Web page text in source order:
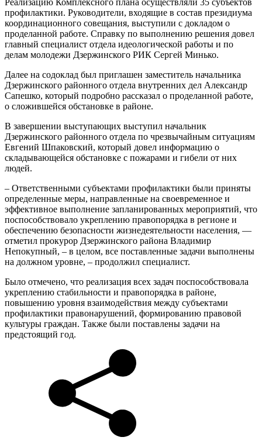
профилактики. Руководители, входящие в состав президиума
координационного совещания, выступили с докладом о
проделанной работе. Справку по выполнению решения довел
главный специалист отдела идеологической работы и по
делам молодежи Дзержинского РИК Сергей Минько.
Далее на содоклад был приглашен заместитель начальника
Дзержинского районного отдела внутренних дел Александр
Сапешко, который подробно рассказал о проделанной работе,
о сложившейся обстановке в районе.
В завершении выступающих выступил начальник
Дзержинского районного отдела по чрезвычайным ситуациям
Евгений Шпаковский, который довел информацию о
складывающейся обстановке с пожарами и гибели от них
людей.
– Ответственными субъектами профилактики были приняты
определенные меры, направленные на своевременное и
эффективное выполнение запланированных мероприятий, что
поспособствовало укреплению правопорядка в регионе и
обеспечению безопасности жизнедеятельности населения, —
отметил прокурор Дзержинского района Владимир
Непокупный, – в целом, все поставленные задачи выполнены
на должном уровне, – продолжил специалист.
Было отмечено, что реализация всех задач поспособствовала
укреплению стабильности и правопорядка в районе,
повышению уровня взаимодействия между субъектами
профилактики правонарушений, формированию правовой
культуры граждан. Также были поставлены задачи на
предстоящий год.